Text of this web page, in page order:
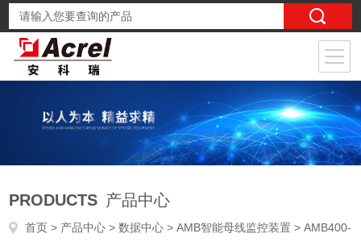
PRODUCTS 产品中心
首页 > 产品中心 >数据中心 >AMB智能母线监控装置 > AMB400-DTS100-A04油气管道智能测温系统